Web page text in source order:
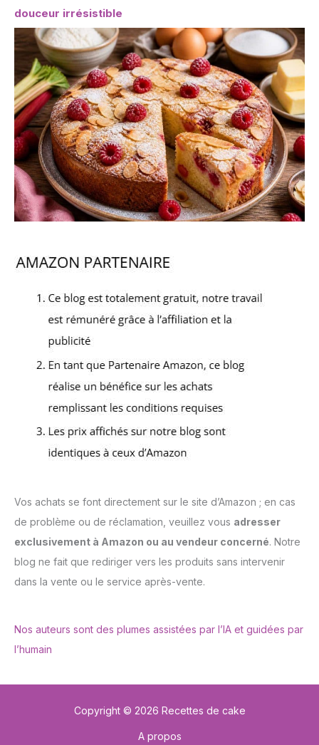
douceur irrésistible
Vos achats se font directement sur le site d’Amazon ; en cas
de problème ou de réclamation, veuillez vous adresser
exclusivement à Amazon ou au vendeur concerné. Notre
blog ne fait que rediriger vers les produits sans intervenir
dans la vente ou le service après-vente.
Nos auteurs sont des plumes assistées par l’IA et guidées par
l’humain
Copyright © 2026 Recettes de cake
A propos